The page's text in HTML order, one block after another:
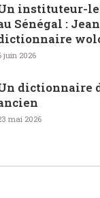
instituteur-
Sénégal :
juin 2026
dictionnaire
mai 2026